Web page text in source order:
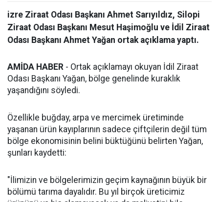
izre Ziraat Odası Başkanı Ahmet Sarıyıldız, Silopi
Ziraat Odası Başkanı Mesut Haşimoğlu ve İdil Ziraat
Odası Başkanı Ahmet Yağan ortak açıklama yaptı.
AMİDA HABER - Ortak açıklamayı okuyan İdil Ziraat
Odası Başkanı Yağan, bölge genelinde kuraklık
yaşandığını söyledi.
Özellikle buğday, arpa ve mercimek üretiminde
yaşanan ürün kayıplarının sadece çiftçilerin değil tüm
bölge ekonomisinin belini büktüğünü belirten Yağan,
şunları kaydetti:
"İlimizin ve bölgelerimizin geçim kaynağının büyük bir
bölümü tarıma dayalıdır. Bu yıl birçok üreticimiz